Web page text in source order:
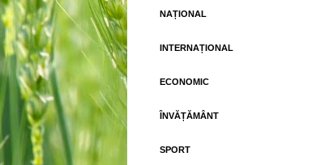
NAȚIONAL
INTERNAȚIONAL
ECONOMIC
ÎNVĂȚĂMÂNT
SPORT